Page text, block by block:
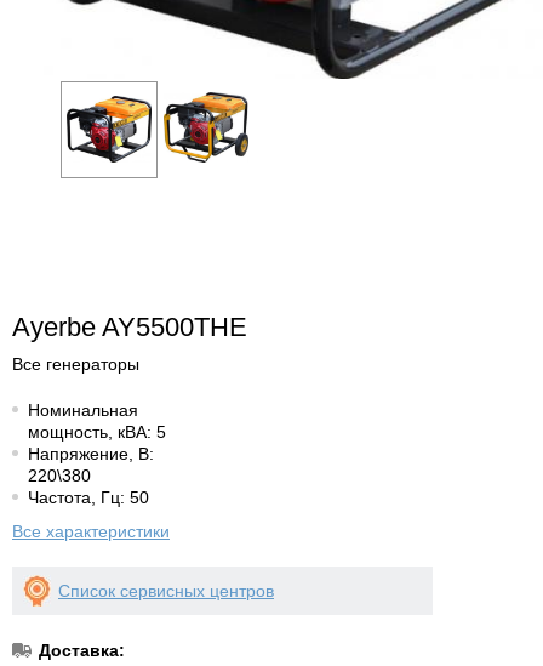
Ayerbe AY5500THE
Все генераторы
Номинальная
мощность, кВА: 5
Напряжение, В:
220\380
Частота, Гц: 50
Все характеристики
Список сервисных центров
Доставка: